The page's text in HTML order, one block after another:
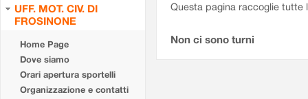
UFF. MOT. CIV. DI
FROSINONE
Home Page
Dove siamo
Orari apertura sportelli
Organizzazione e contatti
Questa pagina raccoglie tutte
Non ci sono turni